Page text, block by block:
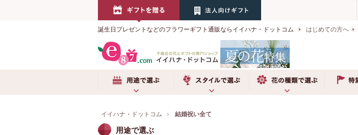
誕生日プレゼントなどのフラワーギフト通販ならイイハナ・ドットコム はじめての方へ
イイハナ・ドットコム 結婚祝い全て
用途で選ぶ